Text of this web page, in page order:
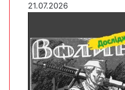
21.07.2026